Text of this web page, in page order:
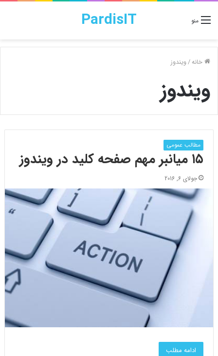
PardisIT منو
خانه/ویندوز
ویندوز
مطالب عمومی
۱۵ میانبر مهم صفحه کلید در ویندوز
جولای 6, 2016
ادامه مطلب